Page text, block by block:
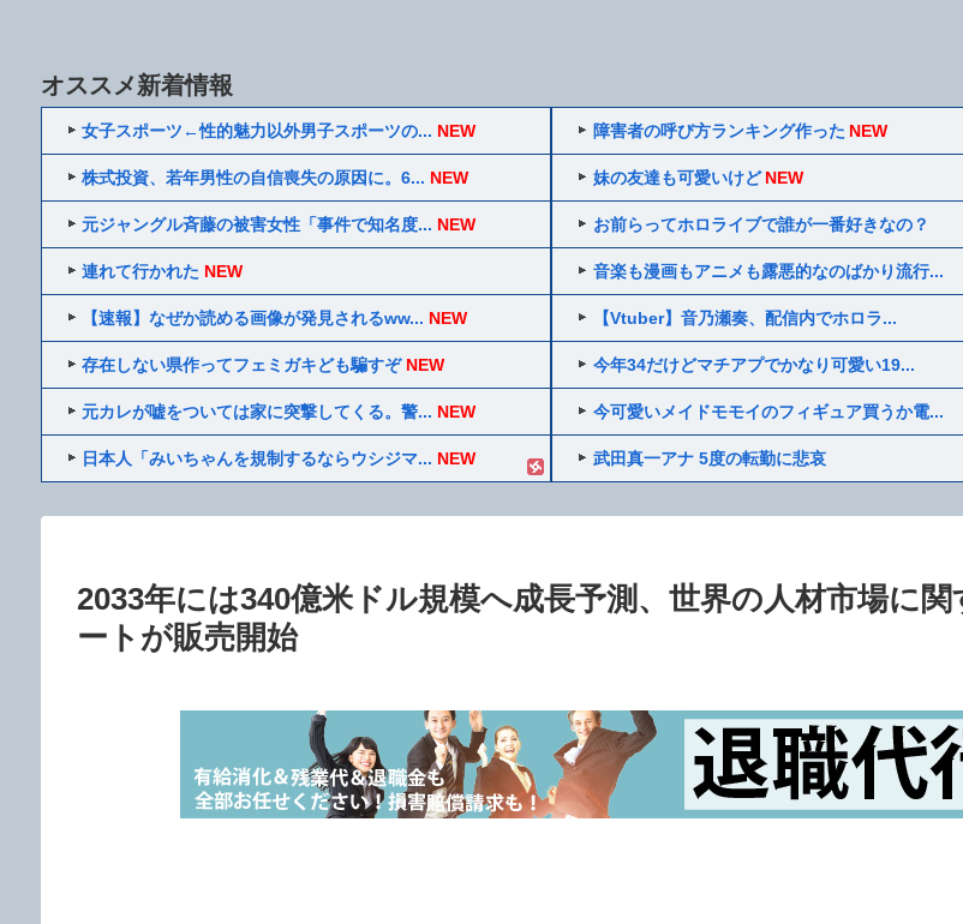
オススメ新着情報
女子スポーツ←性的魅力以外男子スポーツの... NEW
株式投資、若年男性の自信喪失の原因に。6... NEW
元ジャングル斉藤の被害女性「事件で知名度... NEW
連れて行かれた NEW
【速報】なぜか読める画像が発見されるww... NEW
存在しない県作ってフェミガキども騙すぞ NEW
元カレが嘘をついては家に突撃してくる。警... NEW
日本人「みいちゃんを規制するならウシジマ... NEW
障害者の呼び方ランキング作った NEW
妹の友達も可愛いけど NEW
お前らってホロライブで誰が一番好きなの？
音楽も漫画もアニメも露悪的なのばかり流行...
【Vtuber】音乃瀬奏、配信内でホロラ...
今年34だけどマチアプでかなり可愛い19...
今可愛いメイドモモイのフィギュア買うか電...
武田真一アナ 5度の転勤に悲哀
2033年には340億米ドル規模へ成長予測、世界の人材市場に
ートが販売開始